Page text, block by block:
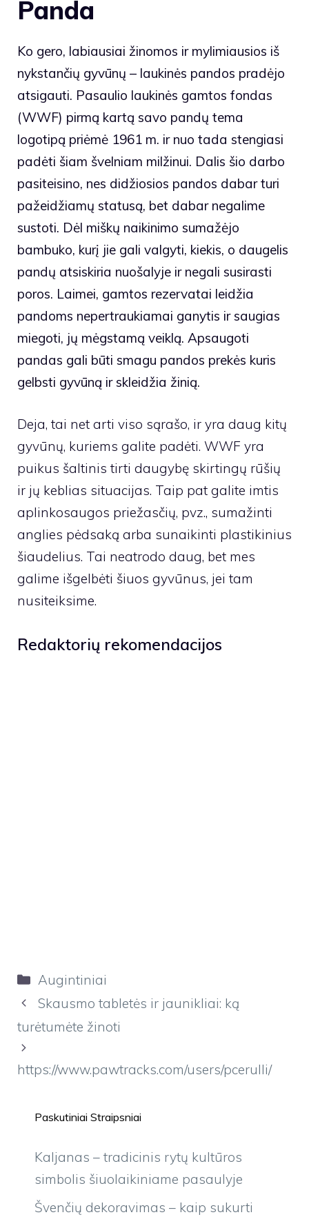
Panda
Ko gero, labiausiai žinomos ir mylimiausios iš
nykstančių gyvūnų – laukinės pandos pradėjo
atsigauti. Pasaulio laukinės gamtos fondas
(WWF) pirmą kartą savo pandų tema
logotipą priėmė 1961 m. ir nuo tada stengiasi
padėti šiam švelniam milžinui. Dalis šio darbo
pasiteisino, nes didžiosios pandos dabar turi
pažeidžiamų statusą, bet dabar negalime
sustoti. Dėl miškų naikinimo sumažėjo
bambuko, kurį jie gali valgyti, kiekis, o daugelis
pandų atsiskiria nuošalyje ir negali susirasti
poros. Laimei, gamtos rezervatai leidžia
pandoms nepertraukiamai ganytis ir saugias
miegoti, jų mėgstamą veiklą. Apsaugoti
pandas gali būti smagu pandos prekės kuris
gelbsti gyvūną ir skleidžia žinią.
Deja, tai net arti viso sąrašo, ir yra daug kitų
gyvūnų, kuriems galite padėti. WWF yra
puikus šaltinis tirti daugybę skirtingų rūšių
ir jų keblias situacijas. Taip pat galite imtis
aplinkosaugos priežasčių, pvz., sumažinti
anglies pėdsaką arba sunaikinti plastikinius
šiaudelius. Tai neatrodo daug, bet mes
galime išgelbėti šiuos gyvūnus, jei tam
nusiteiksime.
Redaktorių rekomendacijos
Kategorijos
Augintiniai
Skausmo tabletės ir jaunikliai: ką
turėtumėte žinoti
https://www.pawtracks.com/users/pcerulli/
Paskutiniai Straipsniai
Kaljanas – tradicinis rytų kultūros
simbolis šiuolaikiniame pasaulyje
Švenčių dekoravimas – kaip sukurti